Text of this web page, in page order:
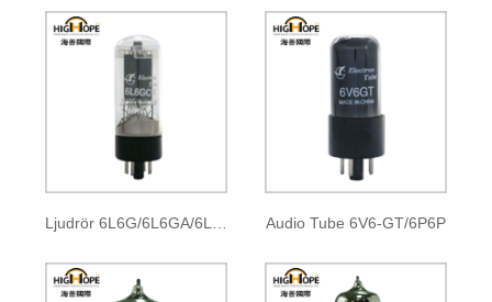
Audio Tube 6V6-GT/6P6P